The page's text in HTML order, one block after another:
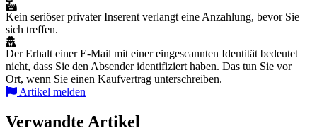
Kein seriöser privater Inserent verlangt eine Anzahlung, bevor Sie
sich treffen.
Der Erhalt einer E-Mail mit einer eingescannten Identität bedeutet
nicht, dass Sie den Absender identifiziert haben. Das tun Sie vor
Ort, wenn Sie einen Kaufvertrag unterschreiben.
Artikel melden
Verwandte Artikel